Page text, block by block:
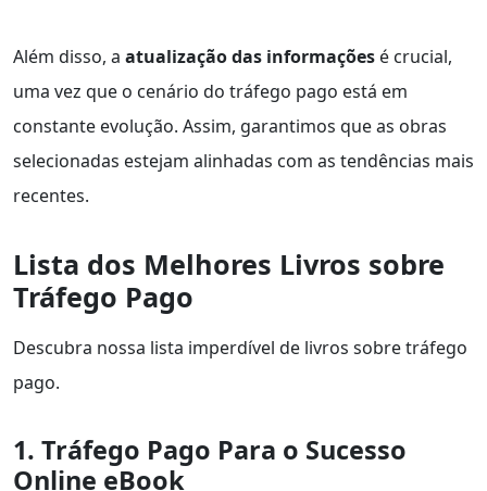
Além disso, a atualização das informações é crucial,
uma vez que o cenário do tráfego pago está em
constante evolução. Assim, garantimos que as obras
selecionadas estejam alinhadas com as tendências mais
recentes.
Lista dos Melhores Livros sobre
Tráfego Pago
Descubra nossa lista imperdível de livros sobre tráfego
pago.
1. Tráfego Pago Para o Sucesso
Online eBook